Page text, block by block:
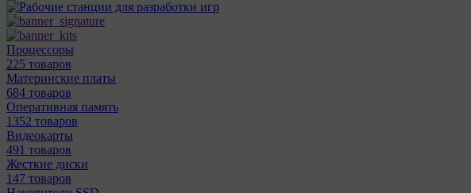
Процессоры
225 товаров
Материнcкие платы
684 товаров
Оперативная память
1352 товаров
Видеокарты
491 товаров
Жесткие диски
147 товаров